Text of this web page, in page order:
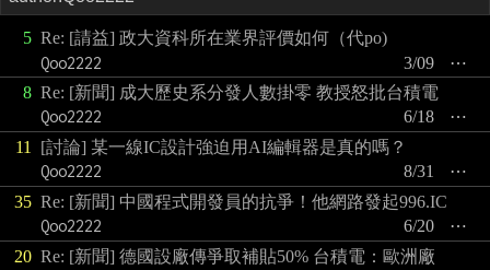
5 Re: [請益] 政大資科所在業界評價如何（代po)
Qoo2222
⋯
3/09
8 Re: [新聞] 成大歷史系分發人數掛零 教授怒批台積電
Qoo2222
⋯
6/18
11
[討論] 某一線IC設計強迫用AI編輯器是真的嗎？
Qoo2222
⋯
8/31
35 Re: [新聞] 中國程式開發員的抗爭！他網路發起996.IC
Qoo2222
⋯
6/20
20 Re: [新聞] 德國設廠傳爭取補貼50% 台積電：歐洲廠